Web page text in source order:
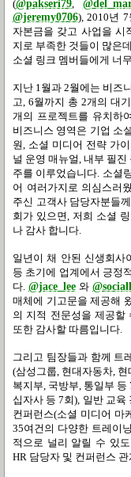
(@pakseri79
@jeremy0706), 2010년 7
자본금을 갖고 사업을 시
지로 부족한 것들이 많은데
소셜 링크 멤버들에게 너
지난 1 월과 2월에는 비즈
고 , 6월까지 총 2개의 대
개의 프로젝트를 유치하
비즈니스 영역은 기업 소
원, 소셜 미디어 전략 가
널 운영 매뉴얼, 내부 필
주를 이루었습니다. 소셜
어 여러가지로 의심스러
주신 고객사 담당자분들
회가 있으면
저희 소셜
나 감사 합니다
일년이 채 안된 신생회사
등 초기에 업계에서 긍정
다 @jace_lee 와
매체에 기고문을 제공해
의 지적 전문성을 제공할
또한 감사할 따름입니다
그리고 팀장들과 함께 트
(삼성그룹 현대자동차 현
복지부 국방부 통일부 등
십자사 등7회), 일반 교육
컨퍼런스(소셜 미디어 마
35여건의 다양한 트레이닝
적으로 널리 알릴 수 있
HR 담당자 및 컨퍼런스